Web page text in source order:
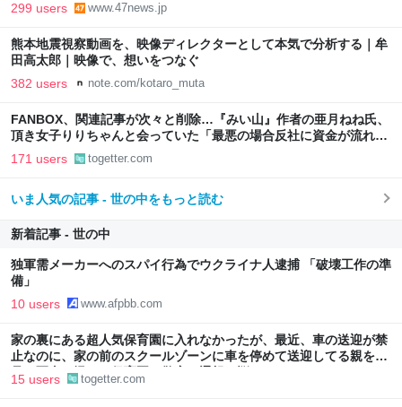
299 users www.47news.jp
熊本地震視察動画を、映像ディレクターとして本気で分析する｜牟
田高太郎｜映像で、想いをつなぐ
382 users note.com/kotaro_muta
FANBOX、関連記事が次々と削除…『みい山』作者の亜月ねね氏、
頂き女子りりちゃんと会っていた「最悪の場合反社に資金が流れか
ねない」
171 users togetter.com
いま人気の記事 - 世の中をもっと読む
新着記事 - 世の中
独軍需メーカーへのスパイ行為でウクライナ人逮捕 「破壊工作の準
備」
10 users www.afpbb.com
家の裏にある超人気保育園に入れなかったが、最近、車の送迎が禁
止なのに、家の前のスクールゾーンに車を停めて送迎してる親を発
見…写真を撮って保育園か警察に通報で悩んでいる
15 users togetter.com